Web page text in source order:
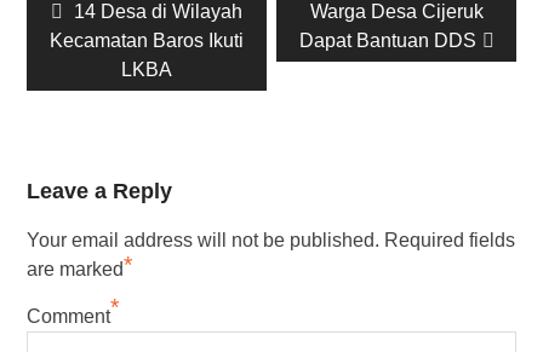
navigation
Previous
post:
14 Desa di Wilayah
Kecamatan Baros Ikuti
LKBA
Next
post:
Warga Desa Cijeruk
Dapat Bantuan DDS
Leave a Reply
Your email address will not be published. Required fields
are marked*
Comment*